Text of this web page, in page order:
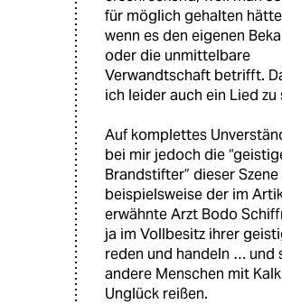
für möglich gehalten
wenn es den eigenen
oder die unmittelbare
Verwandtschaft betrifft.
ich leider auch ein Lied zu
Auf komplettes
bei mir jedoch die
Brandstifter” dieser
beispielsweise der im
erwähnte Arzt Bodo
ja im Vollbesitz ihrer
reden und handeln … und
andere Menschen mit
Unglück reißen.